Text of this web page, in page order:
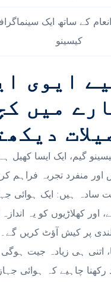
کے ساتھ ایک
کیسینو
ایوی
میں
گیم، ایک ایسا کھیل
اور منفرد تجربہ فراہم
سادہ ہیں: ایک ہوائی
اور کھلاڑیوں کو یہ
پر کیش آؤٹ کریں گے۔
اتنی ہی زیادہ جیت
رکھنا چاہیے کہ ہوائی